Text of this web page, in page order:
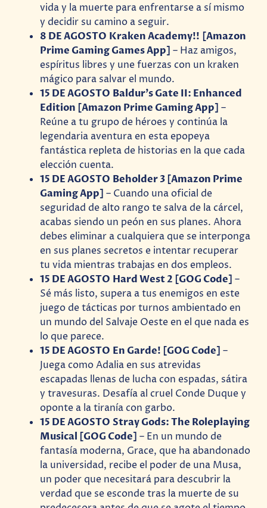
vida y la muerte para enfrentarse a sí mismo
y decidir su camino a seguir.
8 DE AGOSTO Kraken Academy!! [Amazon
Prime Gaming Games App]– Haz amigos,
espíritus libres y une fuerzas con un kraken
mágico para salvar el mundo.
15 DE AGOSTO Baldur’s Gate II: Enhanced
Edition [Amazon Prime Gaming App]–
Reúne a tu grupo de héroes y continúa la
legendaria aventura en esta epopeya
fantástica repleta de historias en la que cada
elección cuenta.
15 DE AGOSTO Beholder 3 [Amazon Prime
Gaming App]– Cuando una oficial de
seguridad de alto rango te salva de la cárcel,
acabas siendo un peón en sus planes. Ahora
debes eliminar a cualquiera que se interponga
en sus planes secretos e intentar recuperar
tu vida mientras trabajas en dos empleos.
15 DE AGOSTO Hard West 2 [GOG Code]–
Sé más listo, supera a tus enemigos en este
juego de tácticas por turnos ambientado en
un mundo del Salvaje Oeste en el que nada es
lo que parece.
15 DE AGOSTO En Garde! [GOG Code]–
Juega como Adalia en sus atrevidas
escapadas llenas de lucha con espadas, sátira
y travesuras. Desafía al cruel Conde Duque y
oponte a la tiranía con garbo.
15 DE AGOSTO Stray Gods: The Roleplaying
Musical [GOG Code]– En un mundo de
fantasía moderna, Grace, que ha abandonado
la universidad, recibe el poder de una Musa,
un poder que necesitará para descubrir la
verdad que se esconde tras la muerte de su